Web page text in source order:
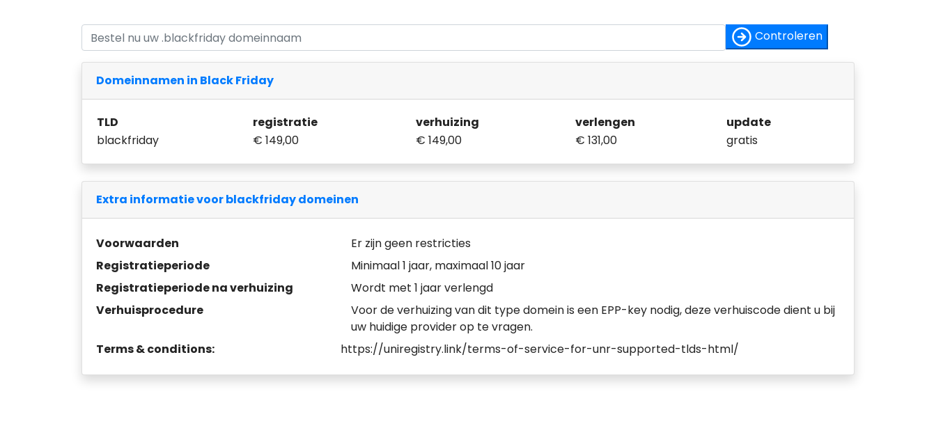
Controleren
Domeinnamen in Black Friday
TLD registratie verhuizing verlengen
update
blackfriday
€ 149,00 € 149,00 € 131,00 gratis
Extra informatie voor blackfriday domeinen
Voorwaarden
Er zijn geen restricties
Registratieperiode
Minimaal 1 jaar, maximaal 10 jaar
Registratieperiode na verhuizing
Wordt met 1 jaar verlengd
Verhuisprocedure
Voor de verhuizing van dit type domein is een EPP-key nodig, deze verhuiscode dient u bij
uw huidige provider op te vragen.
Terms & conditions:
https://uniregistry.link/terms-of-service-for-unr-supported-tlds-html/